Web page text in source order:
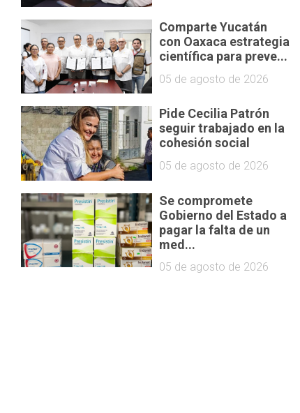
Comparte Yucatán
con Oaxaca estrategia
científica para preve...
05 de agosto de 2026
Pide Cecilia Patrón
seguir trabajado en la
cohesión social
05 de agosto de 2026
Se compromete
Gobierno del Estado a
pagar la falta de un
med...
05 de agosto de 2026